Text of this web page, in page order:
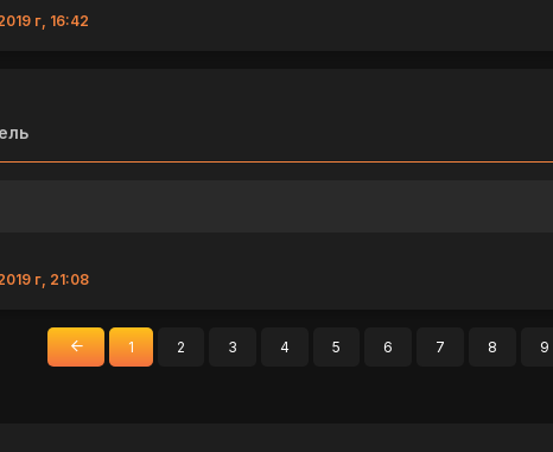
г, 16:42
г, 21:08
« 1 2 3 4 5 6 7 8 9